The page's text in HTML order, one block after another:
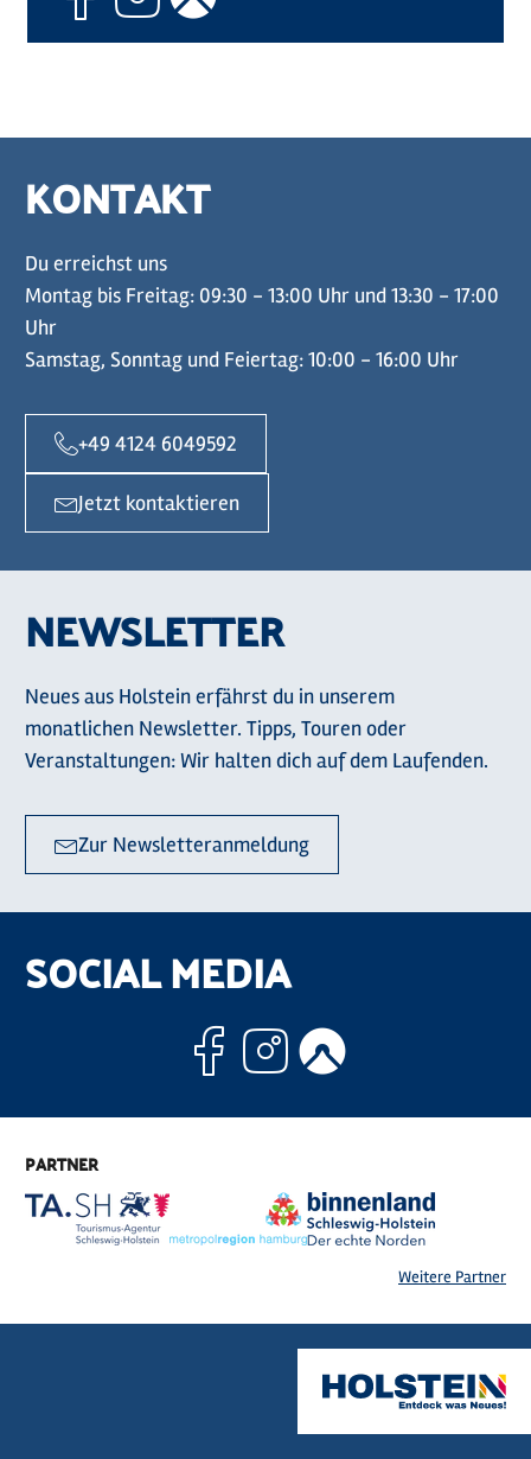
KONTAKT
Du erreichst uns
Montag bis Freitag: 09:30 - 13:00 Uhr und 13:30 - 17:00
Uhr
Samstag, Sonntag und Feiertag: 10:00 - 16:00 Uhr
+49 4124 6049592
Jetzt kontaktieren
NEWSLETTER
Neues aus Holstein erfährst du in unserem
monatlichen Newsletter. Tipps, Touren oder
Veranstaltungen: Wir halten dich auf dem Laufenden.
Zur Newsletteranmeldung
SOCIAL MEDIA
Facebook
Instagram
PARTNER
Weitere Partner